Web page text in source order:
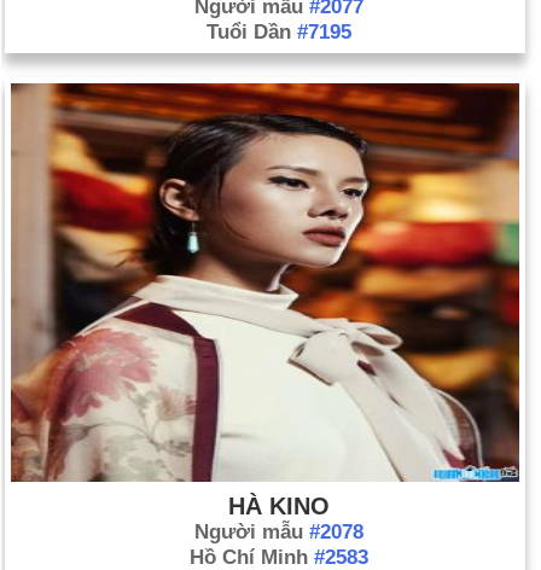
Người mẫu #2077
Tuổi Dần #7195
HÀ KINO
Người mẫu #2078
Hồ Chí Minh #2583